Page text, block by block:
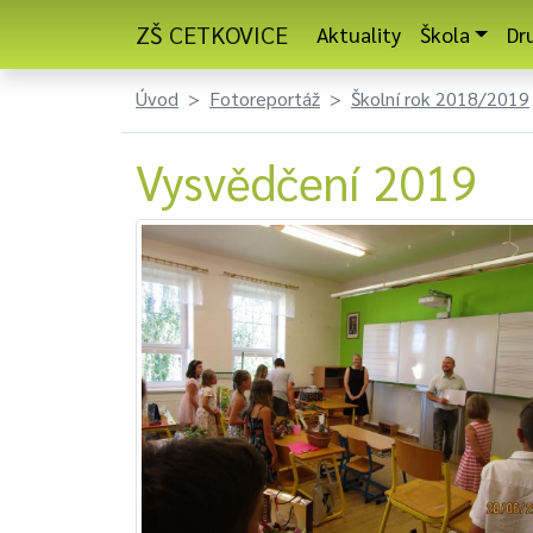
ZŠ CETKOVICE Aktuality Škola
Úvod Fotoreportáž Školní rok 2018/2019
Vysvědčení 2019